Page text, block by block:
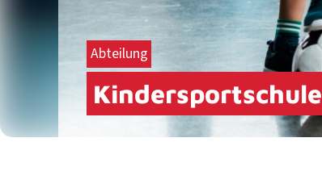
Abteilung
Kindersportschule